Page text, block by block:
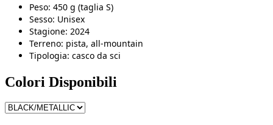
Peso: 450 g (taglia S)
Sesso: Unisex
Stagione: 2024
Terreno: pista, all-mountain
Tipologia: casco da sci
Colori Disponibili